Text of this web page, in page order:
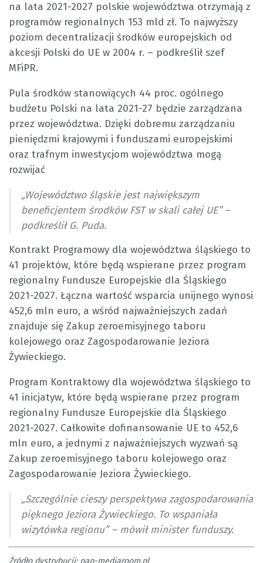
na lata 2021-2027 polskie województwa otrzymają z
programów regionalnych 153 mld zł. To najwyższy
poziom decentralizacji środków europejskich od
akcesji Polski do UE w 2004 r. – podkreślił szef
MFiPR.
Pula środków stanowiących 44 proc. ogólnego
budżetu Polski na lata 2021-27 będzie zarządzana
przez województwa. Dzięki dobremu zarządzaniu
pieniędzmi krajowymi i funduszami europejskimi
oraz trafnym inwestycjom województwa mogą
rozwijać
„Województwo śląskie jest największym
beneficjentem środków FST w skali całej UE” –
podkreślił G. Puda.
Kontrakt Programowy dla województwa śląskiego to
41 projektów, które będą wspierane przez program
regionalny Fundusze Europejskie dla Śląskiego
2021-2027. Łączna wartość wsparcia unijnego wynosi
452,6 mln euro, a wśród najważniejszych zadań
znajduje się Zakup zeroemisyjnego taboru
kolejowego oraz Zagospodarowanie Jeziora
Żywieckiego.
Program Kontraktowy dla województwa śląskiego to
41 inicjatyw, które będą wspierane przez program
regionalny Fundusze Europejskie dla Śląskiego
2021-2027. Całkowite dofinansowanie UE to 452,6
mln euro, a jednymi z najważniejszych wyzwań są
Zakup zeroemisyjnego taboru kolejowego oraz
Zagospodarowanie Jeziora Żywieckiego.
„Szczególnie cieszy perspektywa zagospodarowania
pięknego Jeziora Żywieckiego. To wspaniała
wizytówka regionu” – mówił minister funduszy.
Źródło dystrybucji: pap-mediaroom.pl